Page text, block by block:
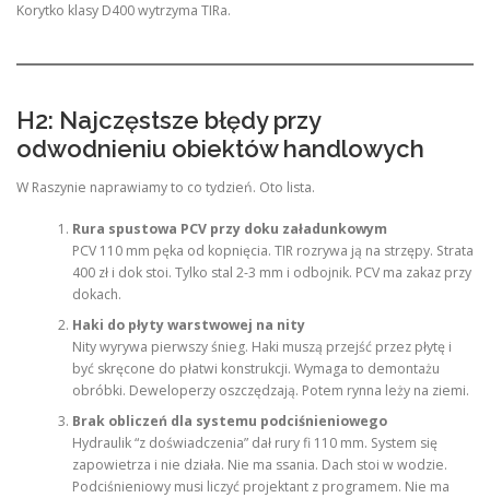
Korytko klasy D400 wytrzyma TIRa.
H2: Najczęstsze błędy przy
odwodnieniu obiektów handlowych
W Raszynie naprawiamy to co tydzień. Oto lista.
Rura spustowa PCV przy doku załadunkowym
PCV 110 mm pęka od kopnięcia. TIR rozrywa ją na strzępy. Strata
400 zł i dok stoi. Tylko stal 2-3 mm i odbojnik. PCV ma zakaz przy
dokach.
Haki do płyty warstwowej na nity
Nity wyrywa pierwszy śnieg. Haki muszą przejść przez płytę i
być skręcone do płatwi konstrukcji. Wymaga to demontażu
obróbki. Deweloperzy oszczędzają. Potem rynna leży na ziemi.
Brak obliczeń dla systemu podciśnieniowego
Hydraulik “z doświadczenia” dał rury fi 110 mm. System się
zapowietrza i nie działa. Nie ma ssania. Dach stoi w wodzie.
Podciśnieniowy musi liczyć projektant z programem. Nie ma